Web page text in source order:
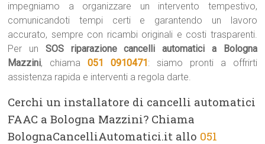
impegniamo a organizzare un intervento tempestivo,
comunicandoti tempi certi e garantendo un lavoro
accurato, sempre con ricambi originali e costi trasparenti.
Per un SOS riparazione cancelli automatici a Bologna
Mazzini, chiama051 0910471: siamo pronti a offrirti
assistenza rapida e interventi a regola darte.
Cerchi un installatore di cancelli automatici
FAAC a Bologna Mazzini? Chiama
BolognaCancelliAutomatici.it allo 051